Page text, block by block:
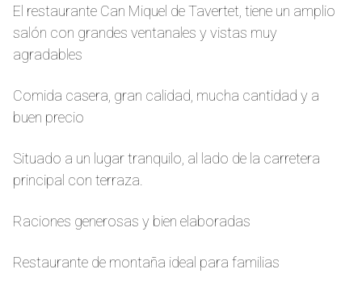
El restaurante Can Miquel de Tavertet, tiene un amplio
salón con grandes ventanales y vistas muy
agradables
Comida casera, gran calidad, mucha cantidad y a
buen precio
Situado a un lugar tranquilo, al lado de la carretera
principal con terraza.
Raciones generosas y bien elaboradas
Restaurante de montaña ideal para familias